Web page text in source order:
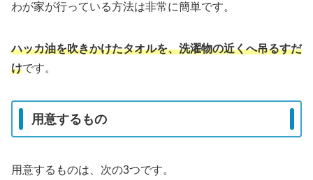
わが家が行っている方法は非常に簡単です。
ハッカ油を吹きかけたタオルを、洗濯物の近くへ吊るすだ
けです。
用意するもの
用意するものは、次の3つです。